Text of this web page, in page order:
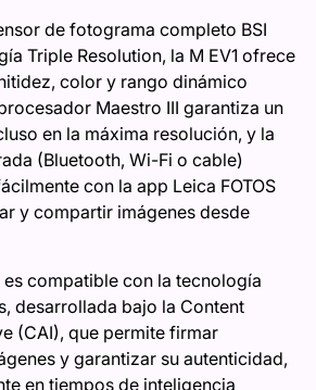
de fotograma completo BSI
Triple Resolution, la M EV1 ofrece
color y rango dinámico
Maestro III garantiza un
en la máxima resolución, y la
(Bluetooth, Wi-Fi o cable)
con la app Leica FOTOS
y compartir imágenes desde
es compatible con la tecnología
desarrollada bajo la Content
(CAI), que permite firmar
y garantizar su autenticidad,
en tiempos de inteligencia